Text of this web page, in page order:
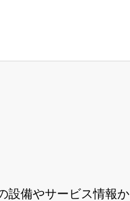
備やサービス情報か